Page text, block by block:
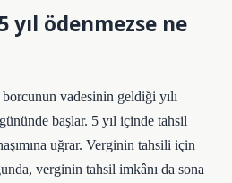
yıl ödenmezse ne
borcunun vadesinin geldiği yılı
başlar. 5 yıl içinde tahsil
uğrar. Verginin tahsili için
verginin tahsil imkânı da sona